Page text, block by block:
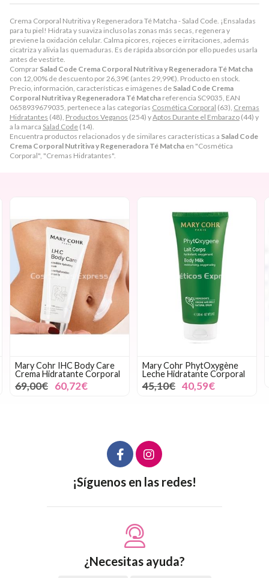
Crema Corporal Nutritiva y Regeneradora Té Matcha - Salad Code. ¡Ensaladas
para tu piel! Hidrata y suaviza incluso las zonas más secas, regenera y
previene la oxidación celular. Calma picores, rojeces e irritaciones, además
cicatriza y alivia las quemaduras. Es de rápida absorción por ello puedes usarla
antes de vestirte.
Comprar Salad Code Crema Corporal Nutritiva y Regeneradora Té Matcha
con 12,00% de descuento por 26,39€ (antes 29,99€). Producto en stock.
Precio, información, características e imágenes de Salad Code Crema
Corporal Nutritiva y Regeneradora Té Matcha referencia SC9035, EAN
0658939679035, pertenece a las categorías Cosmética Corporal (63), Cremas
Hidratantes (48), Productos Veganos (254) yAptos Durante el Embarazo (44) y
a la marca Salad Code (14).
Encuentra productos relacionados y de similares características a Salad Code
Crema Corporal Nutritiva y Regeneradora Té Matcha en "Cosmética
Corporal", "Cremas Hidratantes".
Mary Cohr IHC Body Care
Crema Hidratante Corporal
69,00€ 60,72€
Mary Cohr PhytOxygène
Leche Hidratante Corporal
45,10€ 40,59€
¡Síguenos en las redes!
¿Necesitas ayuda?